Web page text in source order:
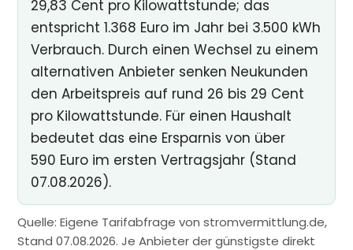
29,83 Cent pro Kilowattstunde; das
entspricht 1.368 Euro im Jahr bei 3.500 kWh
Verbrauch. Durch einen Wechsel zu einem
alternativen Anbieter senken Neukunden
den Arbeitspreis auf rund 26 bis 29 Cent
pro Kilowattstunde. Für einen Haushalt
bedeutet das eine Ersparnis von über
590 Euro im ersten Vertragsjahr (Stand
07.08.2026).
Quelle: Eigene Tarifabfrage von stromvermittlung.de,
Stand 07.08.2026. Je Anbieter der günstigste direkt